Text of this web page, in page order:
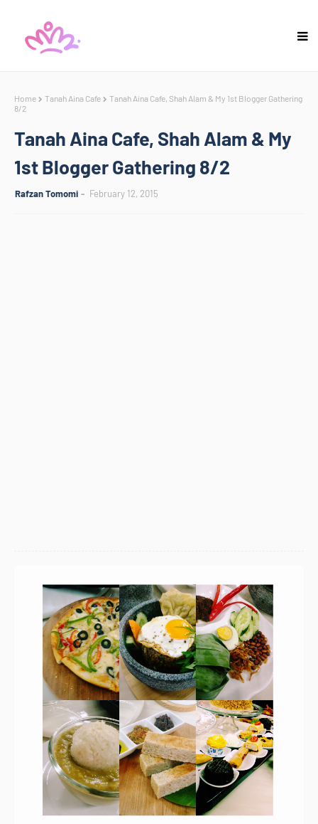
Home Tanah Aina Cafe
Tanah Aina Cafe, Shah Alam & My 1st Blogger Gathering
8/2
Tanah Aina Cafe, Shah Alam & My
1st Blogger Gathering 8/2
Rafzan Tomomi February 12, 2015